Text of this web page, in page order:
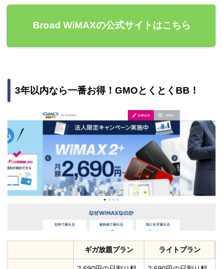
Broad WiMAXの公式サイトはこちら
3年以内なら一番お得！GMOとくとくBB！
ギガ放題プラン ライトプラン